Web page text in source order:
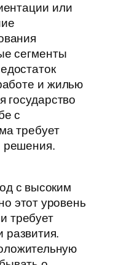
или
сегменты
и жилью
государство
с
требует
решения.
с высоким
этот уровень
требует
развития.